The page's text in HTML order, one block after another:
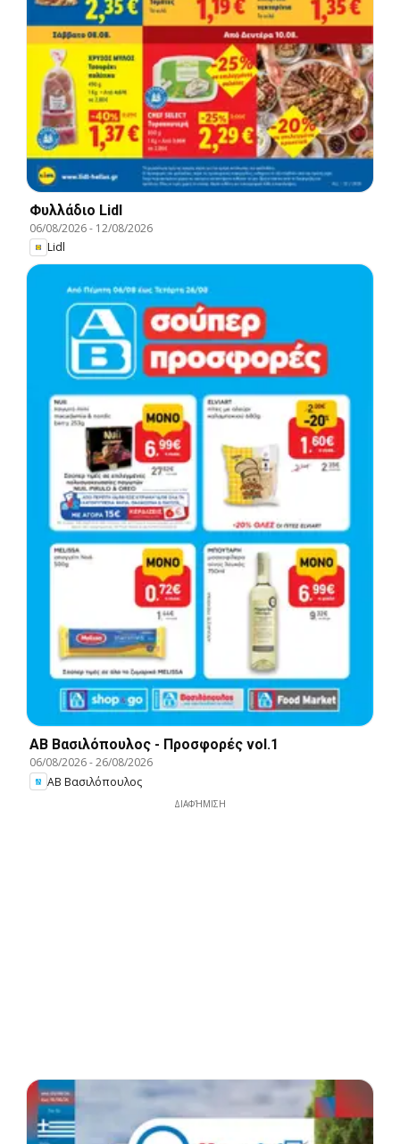
Φυλλάδιο Lidl
06/08/2026- 12/08/2026
Lidl
ΑΒ Βασιλόπουλος - Προσφορές vol.1
06/08/2026-26/08/2026
ΑΒ Βασιλόπουλος
ΔΙΑΦΉΜΙΣΗ